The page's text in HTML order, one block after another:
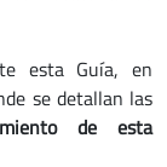
esta Guía, en
se detallan las
de esta